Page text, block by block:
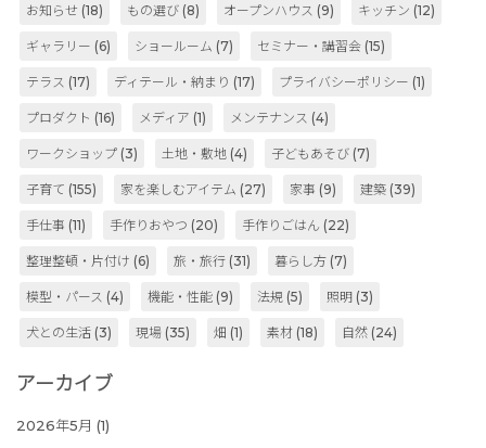
お知らせ (18) もの選び (8) オープンハウス (9) キッチン (12)
ギャラリー (6) ショールーム (7) セミナー・講習会 (15)
テラス (17) ディテール・納まり (17) プライバシーポリシー (1)
プロダクト (16) メディア (1) メンテナンス (4)
ワークショップ (3) 土地・敷地 (4) 子どもあそび (7)
子育て (155) 家を楽しむアイテム (27) 家事 (9) 建築 (39)
手仕事 (11) 手作りおやつ (20) 手作りごはん (22)
整理整頓・片付け (6) 旅・旅行 (31) 暮らし方 (7)
模型・パース (4) 機能・性能 (9) 法規 (5) 照明 (3)
犬との生活 (3) 現場 (35) 畑 (1) 素材 (18) 自然 (24)
アーカイブ
2026年5月 (1)